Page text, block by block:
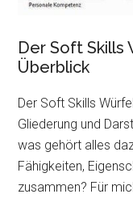
Der Soft Skills
Überblick
Der Soft Skills
Gliederung und
was gehört alles
Fähigkeiten,
zusammen? Für